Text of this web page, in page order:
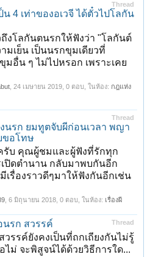
Thread
4 เท่าของอเวจี ได้ตั๋วไปโลกัน
งโลกันตนรกให้ฟังว่า "โลกันต์
มเย็น เป็นนรกขุมเดียวที่
มอื่น ๆ ไม่ไปหรอก เพราะเคย
24 เมษายน 2019 , 0 ตอบ, ในห้อง: กฎแห่ง
Thread
นรก ยมทูตจับผีก่อนเวลา พญา
ขอโทษ
รับ คุณผู้ชมและผู้ฟังที่รักทุก
ปิดตำนาน กลับมาพบกันอีก
เรื่องราวดีๆมาให้ฟังกันอีกเช่น
6 มิถุนายน 2018 , 0 ตอบ, ในห้อง: เรื่องผี
Thread
นรก สวรรค์
วรรค์ยังคงเป็นที่ถกเถียงกันไม่รู้
ไม่ จะพิสูจน์ได้ด้วยวิธีการใด...